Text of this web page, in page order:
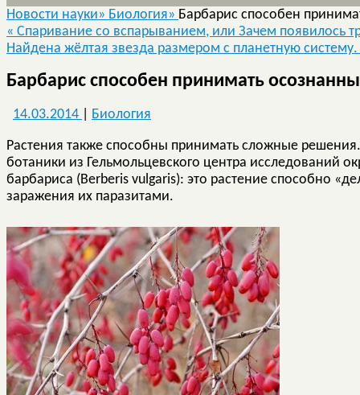
Новости науки» Биология» Барбарис способен
« Спаривание со вспарыванием, или Зачем появилось
Найдена жёлтая звезда размером с планетную
Барбарис способен принимать
14.03.2014 Биология
Растения также способны принимать сложные
ботаники из Гельмольцевского центра исследований
барбариса (Berberis vulgaris): это растение способно
заражения их паразитами.